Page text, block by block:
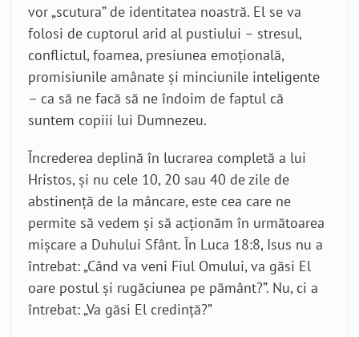
vor „scutura” de identitatea noastră. El se va
folosi de cuptorul arid al pustiului – stresul,
conflictul, foamea, presiunea emoțională,
promisiunile amânate și minciunile inteligente
– ca să ne facă să ne îndoim de faptul că
suntem copiii lui Dumnezeu.
Încrederea deplină în lucrarea completă a lui
Hristos, și nu cele 10, 20 sau 40 de zile de
abstinență de la mâncare, este cea care ne
permite să vedem și să acționăm în următoarea
mișcare a Duhului Sfânt. În Luca 18:8, Isus nu a
întrebat: „Când va veni Fiul Omului, va găsi El
oare postul și rugăciunea pe pământ?”. Nu, ci a
întrebat: „Va găsi El credință?”